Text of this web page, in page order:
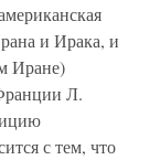
и Ирака, и
Иране)
Л.
с тем, что